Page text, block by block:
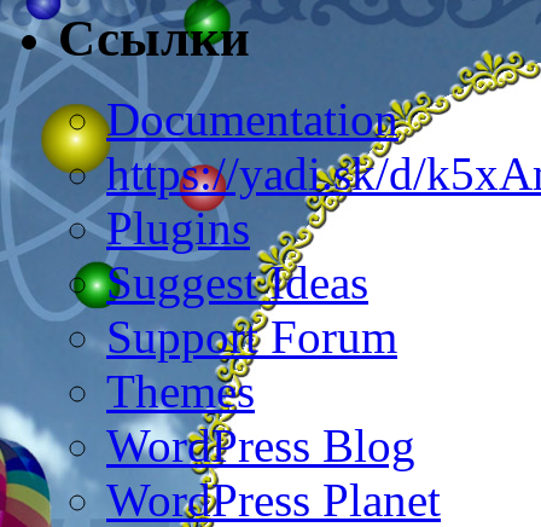
Ссылки
Documentation
https://yadi.sk/d/
Plugins
Suggest Ideas
Support Forum
Themes
WordPress Blog
WordPress Planet